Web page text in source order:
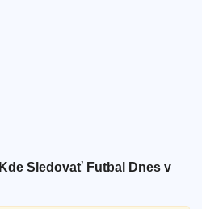
Sledovať Futbal Dnes v